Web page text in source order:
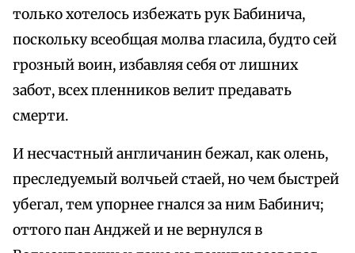
только хотелось избежать рук Бабинича,
поскольку всеобщая молва гласила, будто сей
грозный воин, избавляя себя от лишних
забот, всех пленников велит предавать
смерти.
И несчастный англичанин бежал, как олень,
преследуемый волчьей стаей, но чем быстрей
убегал, тем упорнее гнался за ним Бабинич;
оттого пан Анджей и не вернулся в